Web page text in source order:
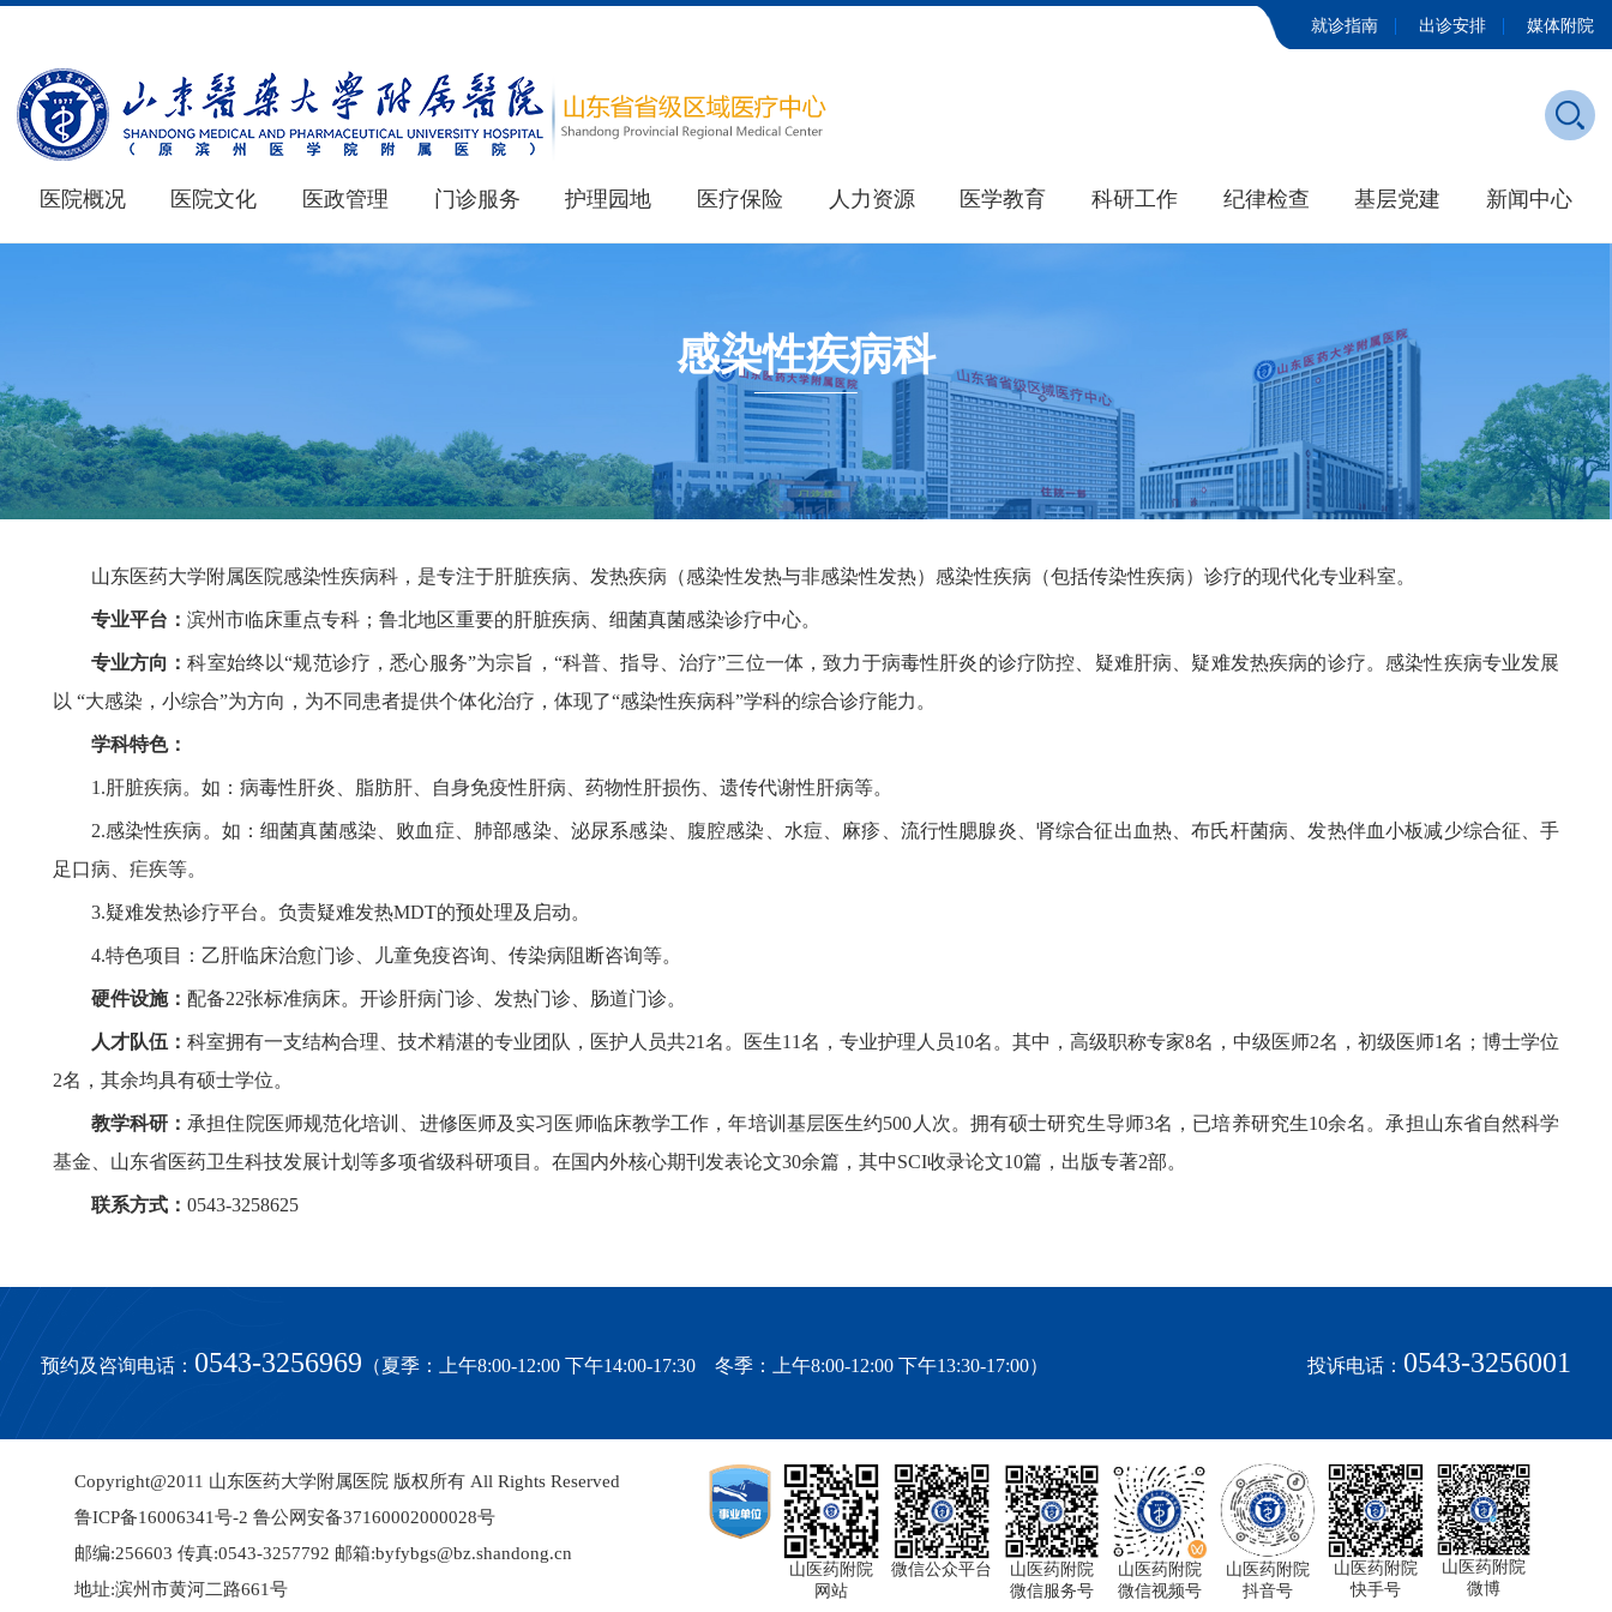
就诊指南 出诊安排 媒体附院
医院概况
MORE+
仁心 · 妙术
医院简介 医院荣誉
医院文化 医政管理 门诊服务 护理园地 医疗保险 人力资源 医学教育
仁心 · 妙术
教育处
科研工作 纪律检查 基层党建 新闻中心
MORE+
仁心 · 妙术
重要新闻 其他新闻 媒体附院
健康科普 最新公告 招标公告
感染性疾病科
山东医药大学附属医院感染性疾病科，是专注于肝脏疾病、发热疾病（感染性发热与非感染性发热）感染性疾病（包括传染性疾病）诊疗的现代化专业科室。
专业平台： 滨州市临床重点专科；鲁北地区重要的肝脏疾病、细菌真菌感染诊疗中心。
专业方向：科室始终以“规范诊疗，悉心服务”为宗旨，“科普、指导、治疗”三位一体，致力于病毒性肝炎的诊疗防控、疑难肝病、疑难发热疾病的诊疗。感染性疾病专业发展
以 “大感染，小综合”为方向，为不同患者提供个体化治疗，体现了“感染性疾病科”学科的综合诊疗能力。
学科特色：
1.肝脏疾病。如：病毒性肝炎、脂肪肝、自身免疫性肝病、药物性肝损伤、遗传代谢性肝病等。
2.感染性疾病。如：细菌真菌感染、败血症、肺部感染、泌尿系感染、腹腔感染、水痘、麻疹、流行性腮腺炎、肾综合征出血热、布氏杆菌病、发热伴血小板减少综合征、手
足口病、疟疾等。
3.疑难发热诊疗平台。负责疑难发热MDT的预处理及启动。
4.特色项目：乙肝临床治愈门诊、儿童免疫咨询、传染病阻断咨询等。
硬件设施： 配备22张标准病床。开诊肝病门诊、发热门诊、肠道门诊。
人才队伍： 科室拥有一支结构合理、技术精湛的专业团队，医护人员共21名。医生11名，专业护理人员10名。其中，高级职称专家8名，中级医师2名，初级医师1名；博士学位
2名，其余均具有硕士学位。
教学科研： 承担住院医师规范化培训、进修医师及实习医师临床教学工作，年培训基层医生约500人次。拥有硕士研究生导师3名，已培养研究生10余名。承担山东省自然科学
基金、山东省医药卫生科技发展计划等多项省级科研项目。在国内外核心期刊发表论文30余篇，其中SCI收录论文10篇，出版专著2部。
联系方式： 0543-3258625
预约及咨询电话： 0543-3256969 （夏季：上午8:00-12:00 下午14:00-17:30 冬季：上午8:00-12:00 下午13:30-17:00） 投诉电话： 0543-3256001
Copyright@2011 山东医药大学附属医院 版权所有 All Rights Reserved
鲁ICP备16006341号-2 鲁公网安备37160002000028号
邮编:256603 传真:0543-3257792 邮箱:byfybgs@bz.shandong.cn
地址:滨州市黄河二路661号
山医药附院
网站
微信公众平台
山医药附院
微信服务号
山医药附院
微信视频号
山医药附院
抖音号
山医药附院
快手号
山医药附院
微博